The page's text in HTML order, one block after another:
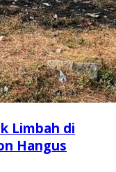
Limbah di
Hangus